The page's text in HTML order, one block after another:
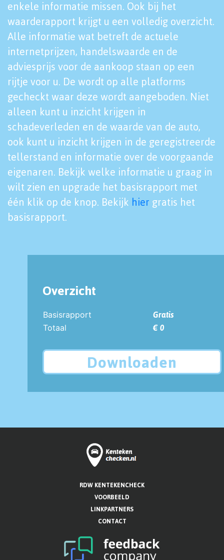
enkele informatie missen. Ook bij het
waarderapport krijgt u een volledig overzicht.
Alle informatie wat betreft de actuele
internetprijzen, handelswaarde en de
adviesprijs voor de aankoop staan op een
rijtje voor u. De wordt op alle platforms
gecheckt waar deze wordt aangeboden. Niet
alleen kunt u inzicht krijgen in
schadeverleden en de waarde van de auto,
ook kunt u inzicht krijgen in de geregistreerde
tellerstand en informatie over de voorgaande
eigenaren. Bekijk welke informatie u graag in
wilt zien en upgrade het basisrapport met
één klik op de knop. Bekijk hier gratis het
basisrapport.
Overzicht
Basisrapport
Gratis
Totaal
€ 0
Downloaden
RDW KENTEKENCHECK
VOORBEELD
LINKPARTNERS
CONTACT